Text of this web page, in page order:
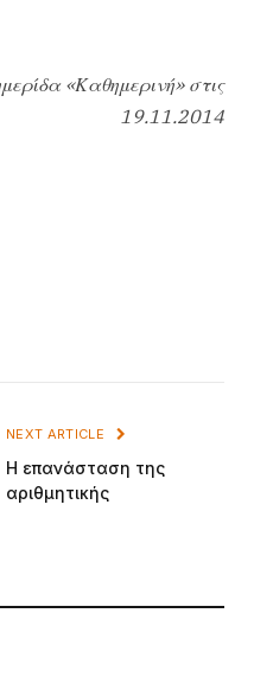
«Καθημερινή» στις
19.11.2014
NEXT ARTICLE
Η επανάσταση της
αριθμητικής